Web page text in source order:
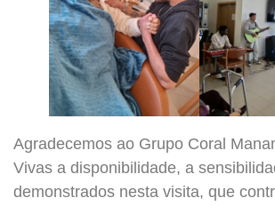
Agradecemos ao Grupo Coral
Vivas a disponibilidade, a
demonstrados nesta visita, que